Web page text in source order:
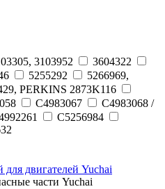
3103952
3604322
5255292
5266969,
PERKINS 2873K116
C4983067
C4983068 /
C5256984
двигателей Yuchai
части Yuchai